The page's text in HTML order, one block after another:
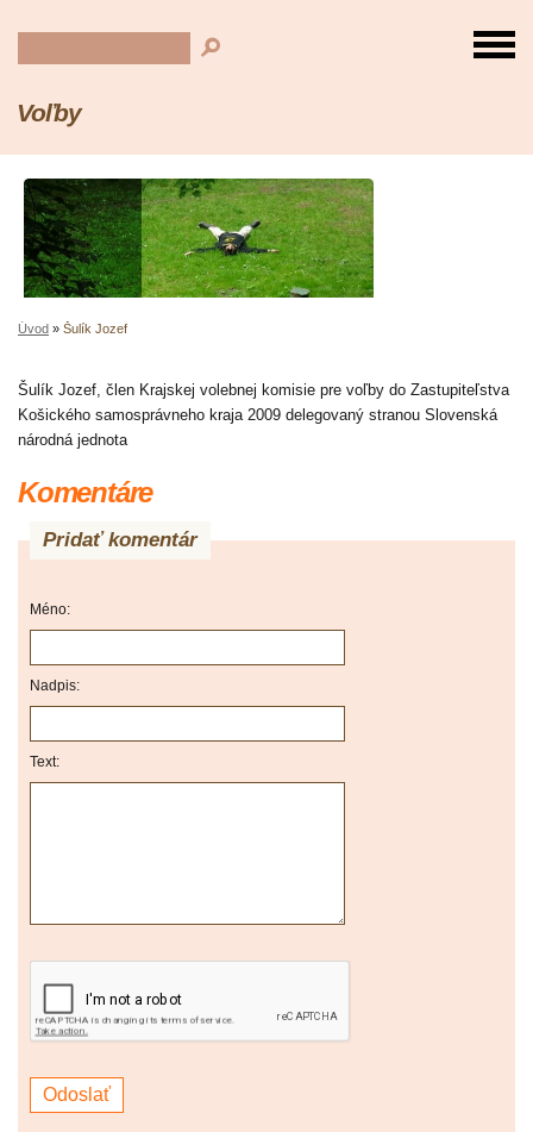
Voľby
Úvod » Šulík Jozef
Šulík Jozef, člen Krajskej volebnej komisie pre voľby do Zastupiteľstva
Košického samosprávneho kraja 2009 delegovaný stranou Slovenská
národná jednota
Komentáre
Pridať komentár
Méno:
Nadpis:
Text: